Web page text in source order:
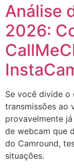
Análise
2026:
Se você divide o
transmissões ao
provavelmente
de webcam que
do Camround,
situações.